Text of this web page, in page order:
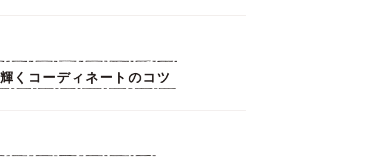
くコーディネートのコツ